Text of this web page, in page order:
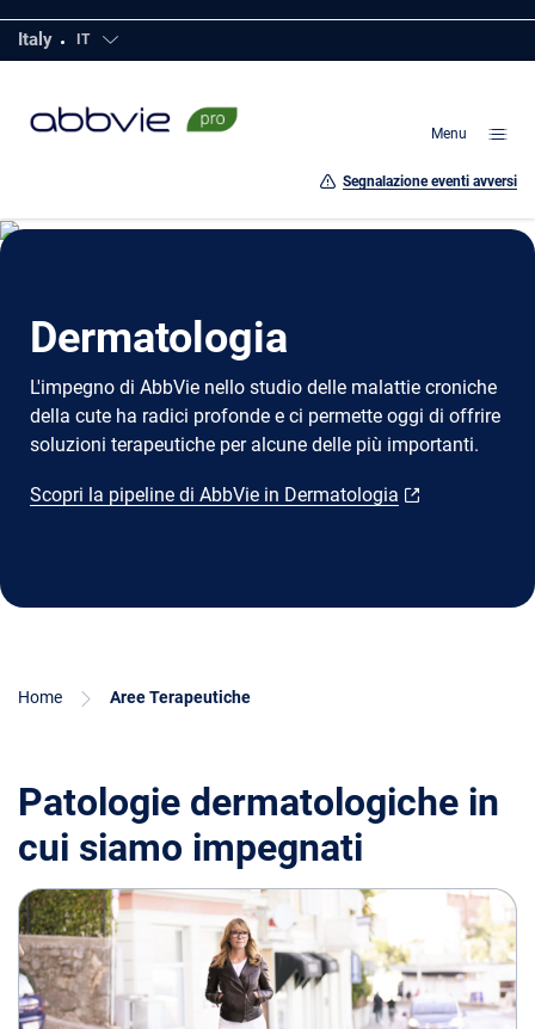
Vai
al
della
Italy IT Click to open countries
Menu
Segnalazione eventi avversi
Dermatologia
L'impegno di AbbVie nello studio delle malattie croniche
della cute ha radici profonde e ci permette oggi di offrire
soluzioni terapeutiche per alcune delle più importanti.
Scopri la pipeline di AbbVie in Dermatologia
Home Aree Terapeutiche
Patologie dermatologiche in
cui siamo impegnati